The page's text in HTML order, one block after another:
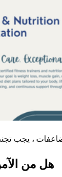
هل من